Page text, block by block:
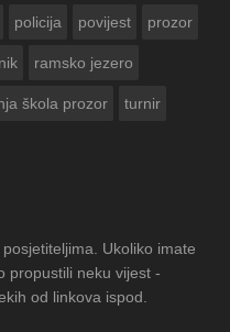
policija povijest prozor
ramsko jezero
škola prozor turnir
Ukoliko imate
propustili neku vijest -
od linkova ispod.